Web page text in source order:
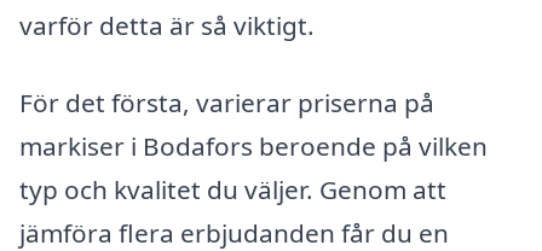
varför detta är så viktigt.
För det första, varierar priserna på
markiser i Bodafors beroende på vilken
typ och kvalitet du väljer. Genom att
jämföra flera erbjudanden får du en